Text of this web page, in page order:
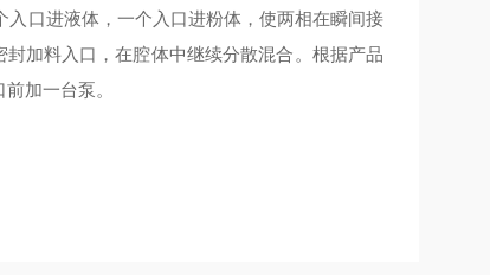
口进液体，一个入口进粉体，使两相在瞬间接
加料入口，在腔体中继续分散混合。根据产品
加一台泵。